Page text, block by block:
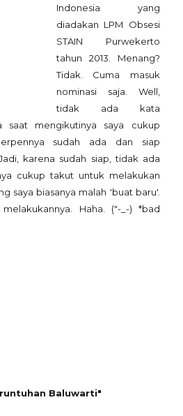
Indonesia yang
diadakan LPM Obsesi
STAIN Purwekerto
tahun 2013. Menang?
Tidak. Cuma masuk
nominasi saja. Well,
tidak ada kata
saat mengikutinya saya cukup
sudah ada dan siap
karena sudah siap, tidak ada
cukup takut untuk melakukan
saya biasanya malah 'buat baru'.
Haha. ("-_-) *bad
Baluwarti"